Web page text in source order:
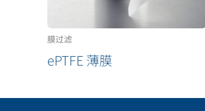
膜过滤
ePTFE 薄膜